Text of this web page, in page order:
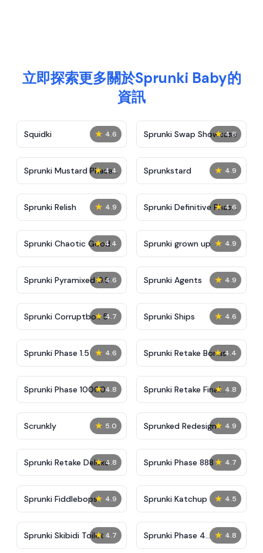
立即探索更多關於Sprunki Baby的
資訊
★ 4.6
Squidki ★ 4.8
Sprunki Swap Showcase
★ 4.4
Sprunki Mustard Phase
2
★ 4.9
Sprunkstard
★ 4.9
Sprunki Relish ★ 4.6
Sprunki Definitive Phase
7
★ 4.4
Sprunki Chaotic Good ★ 4.9
Sprunki grown up
★ 4.6
Sprunki Pyramixed 0.9 ★ 4.9
Sprunki Agents
★ 4.7
Sprunki Corruptbox 5 ★ 4.6
Sprunki Ships
★ 4.6
Sprunki Phase 1.5 ★ 4.4
Sprunki Retake Bonus
★ 4.8
Sprunki Phase 10000 ★ 4.8
Sprunki Retake Final
Update
★ 5.0
Scrunkly ★ 4.9
Sprunked Redesign
★ 4.8
Sprunki Retake Deluxe ★ 4.7
Sprunki Phase 888
★ 4.9
Sprunki Fiddlebops ★ 4.5
Sprunki Katchup
★ 4.7
Sprunki Skibidi Toilet ★ 4.8
Sprunki Phase 4
Definitive